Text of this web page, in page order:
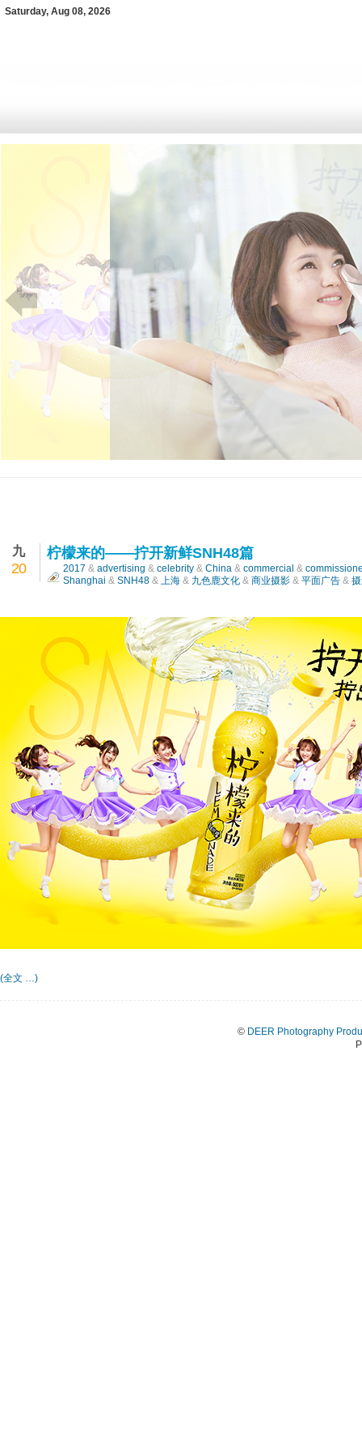
Saturday, Aug 08, 2026
九
20
柠檬来的——拧开新鲜SNH48篇
2017 & advertising & celebrity & China & commercial &
Shanghai & SNH48 & 上海 & 九色鹿文化 & 商业摄影 & 平面广告 &
(全文 …)
© DEER Photography